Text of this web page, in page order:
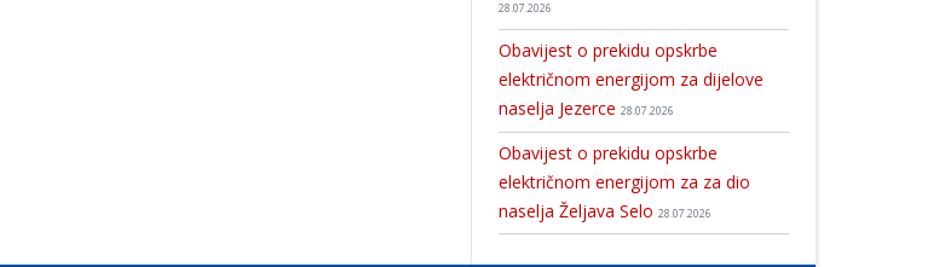
28.07.2026
Obavijest o prekidu opskrbe
električnom energijom za dijelove
naselja Jezerce 28.07.2026
Obavijest o prekidu opskrbe
električnom energijom za za dio
naselja Željava Selo 28.07.2026